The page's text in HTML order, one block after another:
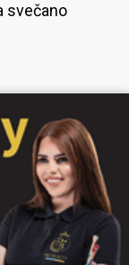
svečano